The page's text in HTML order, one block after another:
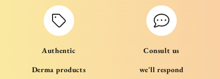
Authentic
Derma products
Consult us
we'll respond